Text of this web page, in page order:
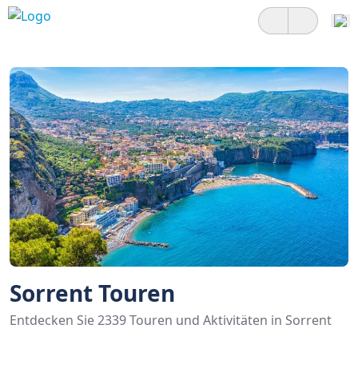
Sorrent Touren
Entdecken Sie 2339 Touren und Aktivitäten in Sorrent